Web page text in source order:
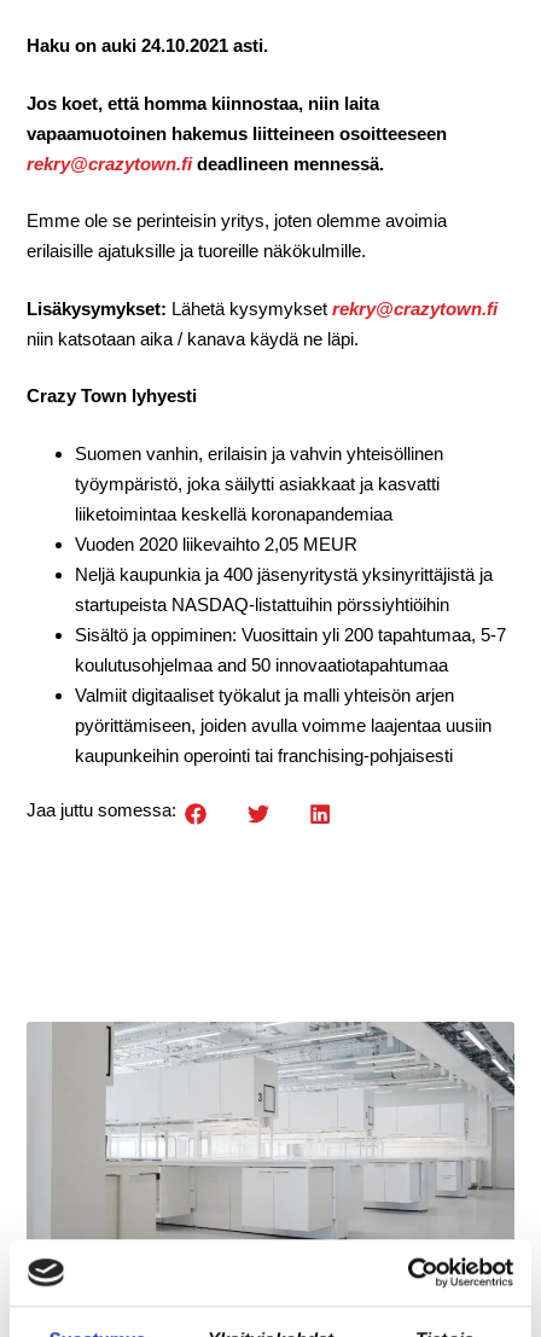
Haku on auki 24.10.2021 asti.
Jos koet, että homma kiinnostaa, niin laita
vapaamuotoinen hakemus liitteineen osoitteeseen
rekry@crazytown.fideadlineen mennessä.
Emme ole se perinteisin yritys, joten olemme avoimia
erilaisille ajatuksille ja tuoreille näkökulmille.
Lisäkysymykset: Lähetä kysymyksetrekry@crazytown.fi
niin katsotaan aika / kanava käydä ne läpi.
Crazy Town lyhyesti
Suomen vanhin, erilaisin ja vahvin yhteisöllinen
työympäristö, joka säilytti asiakkaat ja kasvatti
liiketoimintaa keskellä koronapandemiaa
Vuoden 2020 liikevaihto 2,05 MEUR
Neljä kaupunkia ja 400 jäsenyritystä yksinyrittäjistä ja
startupeista NASDAQ-listattuihin pörssiyhtiöihin
Sisältö ja oppiminen: Vuosittain yli 200 tapahtumaa, 5-7
koulutusohjelmaa and 50 innovaatiotapahtumaa
Valmiit digitaaliset työkalut ja malli yhteisön arjen
pyörittämiseen, joiden avulla voimme laajentaa uusiin
kaupunkeihin operointi tai franchising-pohjaisesti
Jaa juttu somessa:
REKRY: TILA- JA